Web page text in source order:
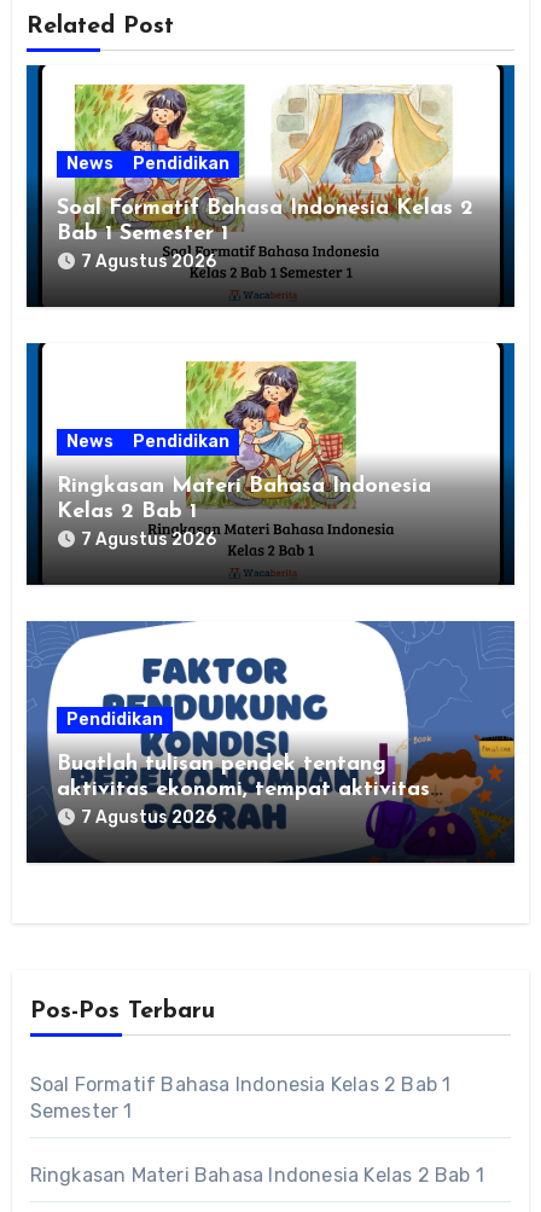
Related Post
News Pendidikan
Soal Formatif Bahasa Indonesia Kelas 2
Bab 1 Semester 1
7 Agustus 2026
News Pendidikan
Ringkasan Materi Bahasa Indonesia
Kelas 2 Bab 1
7 Agustus 2026
Pendidikan
Buatlah tulisan pendek tentang
aktivitas ekonomi, tempat aktivitas
ekonomi, dan hasil produksi daerah
kalian
7 Agustus 2026
Pos-Pos Terbaru
Soal Formatif Bahasa Indonesia Kelas 2 Bab 1
Semester 1
Ringkasan Materi Bahasa Indonesia Kelas 2 Bab 1